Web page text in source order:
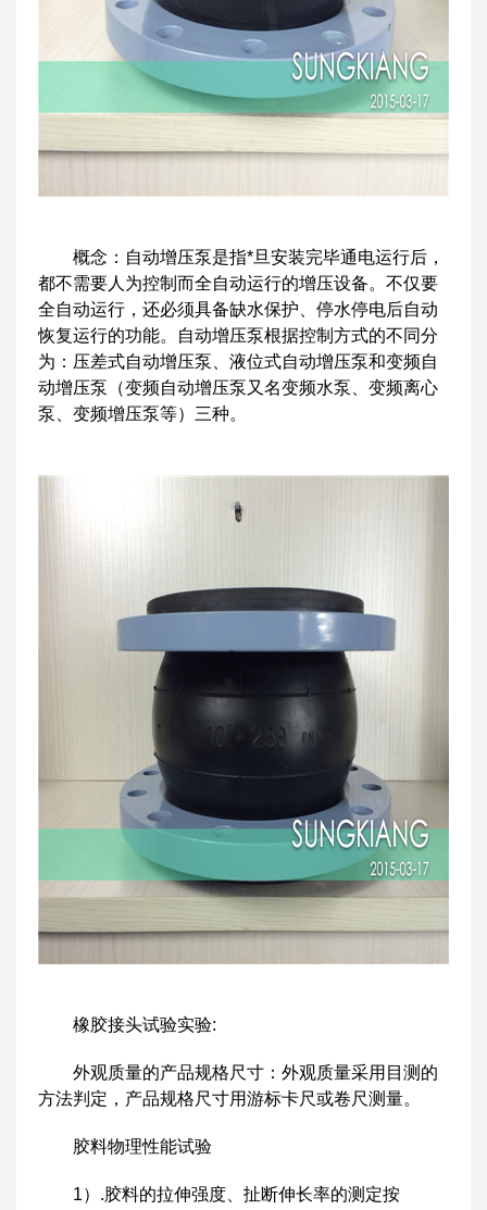
概念：自动增压泵是指*旦安装完毕通电运行后，
都不需要人为控制而全自动运行的增压设备。不仅要
全自动运行，还必须具备缺水保护、停水停电后自动
恢复运行的功能。自动增压泵根据控制方式的不同分
为：压差式自动增压泵、液位式自动增压泵和变频自
动增压泵（变频自动增压泵又名变频水泵、变频离心
泵、变频增压泵等）三种。
橡胶接头试验实验:
外观质量的产品规格尺寸：外观质量采用目测的
方法判定，产品规格尺寸用游标卡尺或卷尺测量。
胶料物理性能试验
1）.胶料的拉伸强度、扯断伸长率的测定按